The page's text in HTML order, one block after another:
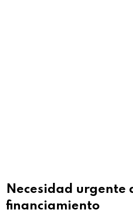
Necesidad urgente
financiamiento